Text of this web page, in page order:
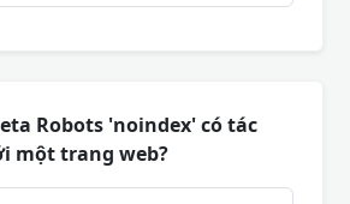
Robots 'noindex' có tác
một trang web?